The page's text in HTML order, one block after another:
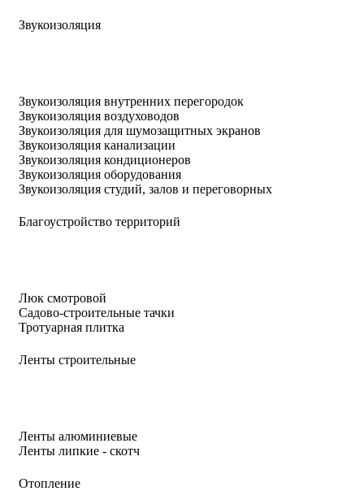
Звукоизоляция
Звукоизоляция внутренних перегородок
Звукоизоляция воздуховодов
Звукоизоляция для шумозащитных экранов
Звукоизоляция канализации
Звукоизоляция кондиционеров
Звукоизоляция оборудования
Звукоизоляция студий, залов и переговорных
Благоустройство территорий
Люк смотровой
Садово-строительные тачки
Тротуарная плитка
Ленты строительные
Ленты алюминиевые
Ленты липкие - скотч
Отопление